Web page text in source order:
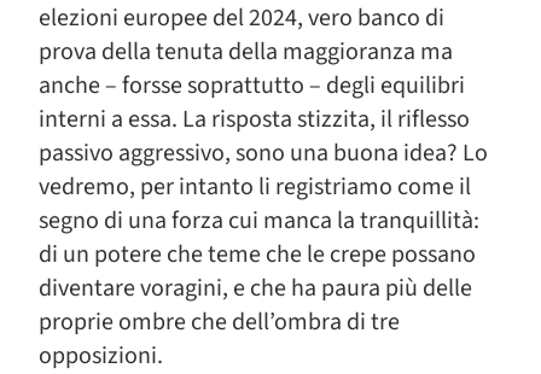
elezioni europee del 2024, vero banco di
prova della tenuta della maggioranza ma
anche – forsse soprattutto – degli equilibri
interni a essa. La risposta stizzita, il riflesso
passivo aggressivo, sono una buona idea? Lo
vedremo, per intanto li registriamo come il
segno di una forza cui manca la tranquillità:
di un potere che teme che le crepe possano
diventare voragini, e che ha paura più delle
proprie ombre che dell’ombra di tre
opposizioni.